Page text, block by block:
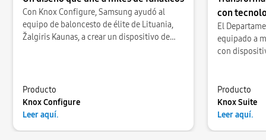
Con Knox Configure, Samsung ayudó al
equipo de baloncesto de élite de Lituania,
Žalgiris Kaunas, a crear un dispositivo de
Producto
Knox Configure
Leer aquí.
con
El
equipado a
con
Producto
Knox Suite
Leer aquí.